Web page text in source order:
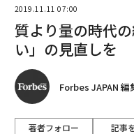
2019.11.11 07:00
質より量の時代
い」の見直しを
Forbes JAPAN 編
著者フォロー 記事